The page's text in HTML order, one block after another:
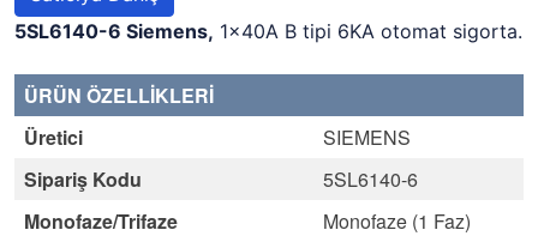
5SL6140-6 Siemens, 1x40A B tipi 6KA otomat sigorta.
ÜRÜN ÖZELLİKLERİ
Üretici
SIEMENS
Sipariş Kodu
5SL6140-6
Monofaze/Trifaze
Monofaze (1 Faz)